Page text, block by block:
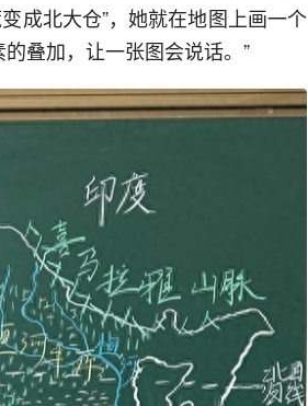
成北大仓”，她就在地图上画一个
叠加，让一张图会说话。”